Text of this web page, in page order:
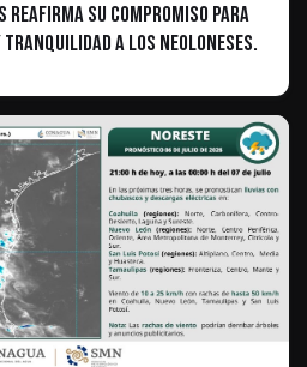
reafirma su compromiso para
a los Neoloneses.